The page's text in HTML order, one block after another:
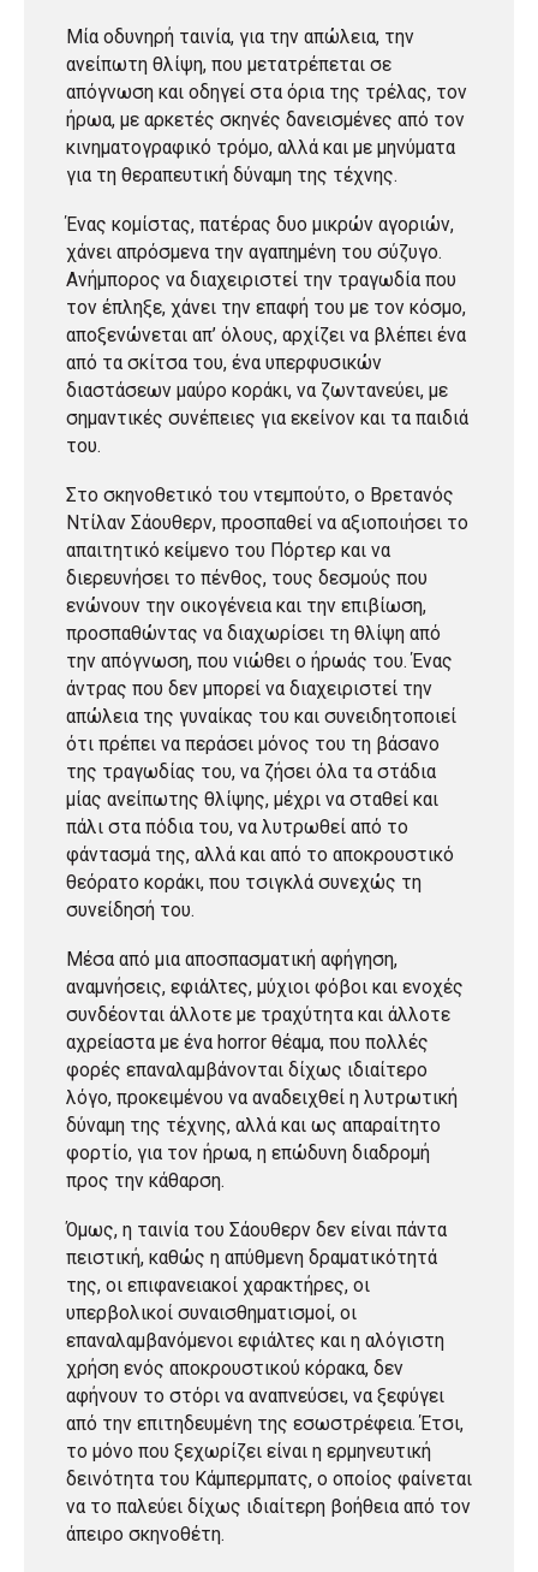
Μία οδυνηρή ταινία, για την απώλεια, την
ανείπωτη θλίψη, που μετατρέπεται σε
απόγνωση και οδηγεί στα όρια της τρέλας, τον
ήρωα, με αρκετές σκηνές δανεισμένες από τον
κινηματογραφικό τρόμο, αλλά και με μηνύματα
για τη θεραπευτική δύναμη της τέχνης.
Ένας κομίστας, πατέρας δυο μικρών αγοριών,
χάνει απρόσμενα την αγαπημένη του σύζυγο.
Ανήμπορος να διαχειριστεί την τραγωδία που
τον έπληξε, χάνει την επαφή του με τον κόσμο,
αποξενώνεται απ’ όλους, αρχίζει να βλέπει ένα
από τα σκίτσα του, ένα υπερφυσικών
διαστάσεων μαύρο κοράκι, να ζωντανεύει, με
σημαντικές συνέπειες για εκείνον και τα παιδιά
του.
Στο σκηνοθετικό του ντεμπούτο, ο Βρετανός
Ντίλαν Σάουθερν, προσπαθεί να αξιοποιήσει το
απαιτητικό κείμενο του Πόρτερ και να
διερευνήσει το πένθος, τους δεσμούς που
ενώνουν την οικογένεια και την επιβίωση,
προσπαθώντας να διαχωρίσει τη θλίψη από
την απόγνωση, που νιώθει ο ήρωάς του. Ένας
άντρας που δεν μπορεί να διαχειριστεί την
απώλεια της γυναίκας του και συνειδητοποιεί
ότι πρέπει να περάσει μόνος του τη βάσανο
της τραγωδίας του, να ζήσει όλα τα στάδια
μίας ανείπωτης θλίψης, μέχρι να σταθεί και
πάλι στα πόδια του, να λυτρωθεί από το
φάντασμά της, αλλά και από το αποκρουστικό
θεόρατο κοράκι, που τσιγκλά συνεχώς τη
συνείδησή του.
Μέσα από μια αποσπασματική αφήγηση,
αναμνήσεις, εφιάλτες, μύχιοι φόβοι και ενοχές
συνδέονται άλλοτε με τραχύτητα και άλλοτε
αχρείαστα με ένα horror θέαμα, που πολλές
φορές επαναλαμβάνονται δίχως ιδιαίτερο
λόγο, προκειμένου να αναδειχθεί η λυτρωτική
δύναμη της τέχνης, αλλά και ως απαραίτητο
φορτίο, για τον ήρωα, η επώδυνη διαδρομή
προς την κάθαρση.
Όμως, η ταινία του Σάουθερν δεν είναι πάντα
πειστική, καθώς η απύθμενη δραματικότητά
της, οι επιφανειακοί χαρακτήρες, οι
υπερβολικοί συναισθηματισμοί, οι
επαναλαμβανόμενοι εφιάλτες και η αλόγιστη
χρήση ενός αποκρουστικού κόρακα, δεν
αφήνουν το στόρι να αναπνεύσει, να ξεφύγει
από την επιτηδευμένη της εσωστρέφεια. Έτσι,
το μόνο που ξεχωρίζει είναι η ερμηνευτική
δεινότητα του Κάμπερμπατς, ο οποίος φαίνεται
να το παλεύει δίχως ιδιαίτερη βοήθεια από τον
άπειρο σκηνοθέτη.